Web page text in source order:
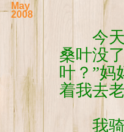
May
2008
今天
桑叶没
叶？”妈
着我去
我骑